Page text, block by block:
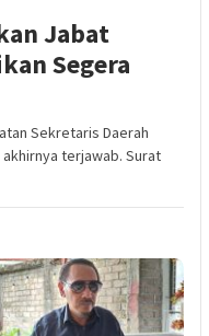
Jabat
Segera
Sekretaris Daerah
terjawab. Surat